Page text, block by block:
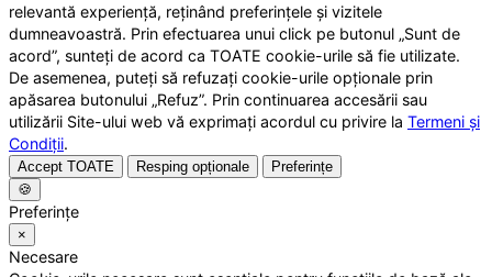
relevantă experiență, reținând preferințele și vizitele
dumneavoastră. Prin efectuarea unui click pe butonul „Sunt de
acord”, sunteți de acord ca TOATE cookie-urile să fie utilizate.
De asemenea, puteți să refuzați cookie-urile opționale prin
apăsarea butonului „Refuz”. Prin continuarea accesării sau
utilizării Site-ului web vă exprimați acordul cu privire la Termeni și
Condiții.
Accept TOATE Resping opționale
Preferințe
🍪
Preferințe
×
Necesare